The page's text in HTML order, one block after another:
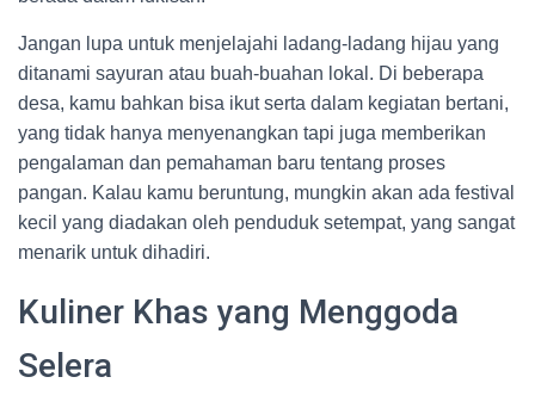
Jangan lupa untuk menjelajahi ladang-ladang hijau yang
ditanami sayuran atau buah-buahan lokal. Di beberapa
desa, kamu bahkan bisa ikut serta dalam kegiatan bertani,
yang tidak hanya menyenangkan tapi juga memberikan
pengalaman dan pemahaman baru tentang proses
pangan. Kalau kamu beruntung, mungkin akan ada festival
kecil yang diadakan oleh penduduk setempat, yang sangat
menarik untuk dihadiri.
Kuliner Khas yang Menggoda
Selera